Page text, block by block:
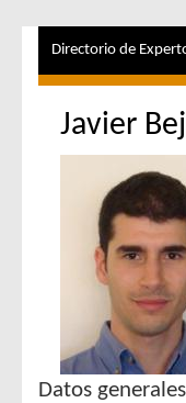
Directorio de
Javier
Datos generales